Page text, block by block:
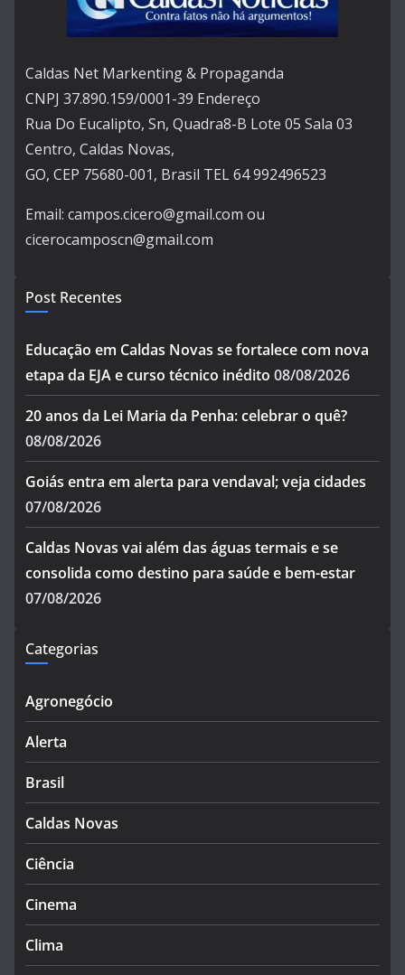
Caldas Net Markenting & Propaganda
CNPJ 37.890.159/0001-39 Endereço
Rua Do Eucalipto, Sn, Quadra8-B Lote 05 Sala 03
Centro, Caldas Novas,
GO, CEP 75680-001, Brasil TEL 64 992496523
Email: campos.cicero@gmail.com ou
cicerocamposcn@gmail.com
Post Recentes
Educação em Caldas Novas se fortalece com nova
etapa da EJA e curso técnico inédito 08/08/2026
20 anos da Lei Maria da Penha: celebrar o quê?
08/08/2026
Goiás entra em alerta para vendaval; veja cidades
07/08/2026
Caldas Novas vai além das águas termais e se
consolida como destino para saúde e bem-estar
07/08/2026
Categorias
Agronegócio
Alerta
Brasil
Caldas Novas
Ciência
Cinema
Clima